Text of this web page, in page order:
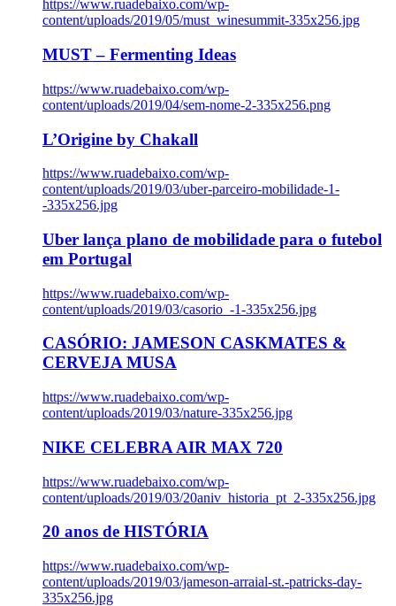
https://www.ruadebaixo.com/wp-
content/uploads/2019/05/must_winesummit-335x256.jpg
MUST – Fermenting Ideas
https://www.ruadebaixo.com/wp-
content/uploads/2019/04/sem-nome-2-335x256.png
L’Origine by Chakall
https://www.ruadebaixo.com/wp-
content/uploads/2019/03/uber-parceiro-mobilidade-1-
-335x256.jpg
Uber lança plano de mobilidade para o futebol
em Portugal
https://www.ruadebaixo.com/wp-
content/uploads/2019/03/casorio_-1-335x256.jpg
CASÓRIO: JAMESON CASKMATES &
CERVEJA MUSA
https://www.ruadebaixo.com/wp-
content/uploads/2019/03/nature-335x256.jpg
NIKE CELEBRA AIR MAX 720
https://www.ruadebaixo.com/wp-
content/uploads/2019/03/20aniv_historia_pt_2-335x256.jpg
20 anos de HISTÓRIA
https://www.ruadebaixo.com/wp-
content/uploads/2019/03/jameson-arraial-st.-patricks-day-
335x256.jpg